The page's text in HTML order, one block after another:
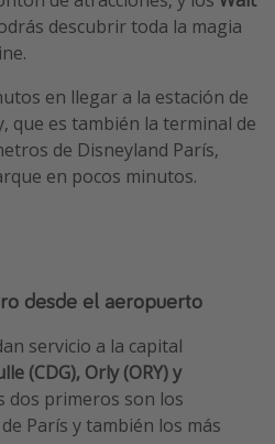
descubrir toda la magia
en llegar a la estación de
que es también la terminal de
de Disneyland París,
en pocos minutos.
desde el aeropuerto
servicio a la capital
(CDG), Orly (ORY) y
dos primeros son los
París y también los más